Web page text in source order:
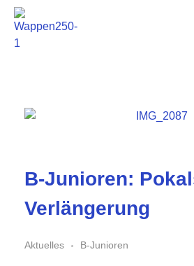
B-Junioren:
Verlängerung
Aktuelles B-Junioren